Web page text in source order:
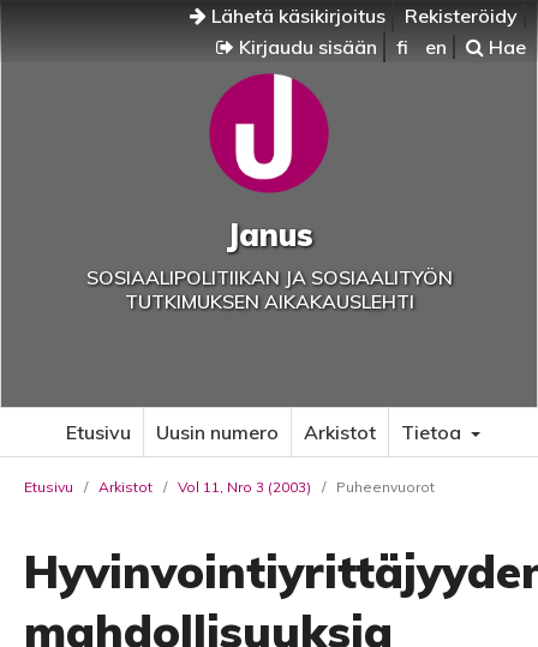
Lähetä käsikirjoitus
Rekisteröidy
Kirjaudu sisään
fi en Hae
Janus
SOSIAALIPOLITIIKAN JA SOSIAALITYÖN
TUTKIMUKSEN AIKAKAUSLEHTI
Etusivu Uusin numero Arkistot Tietoa
Etusivu / Arkistot / Vol 11, Nro 3 (2003) / Puheenvuorot
mahdollisuuksia